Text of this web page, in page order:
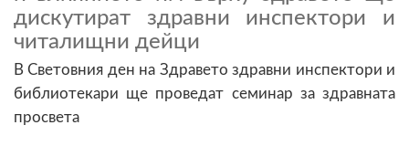
дискутират здравни инспектори и
читалищни дейци
В Световния ден на Здравето здравни инспектори и
библиотекари ще проведат семинар за здравната
просвета